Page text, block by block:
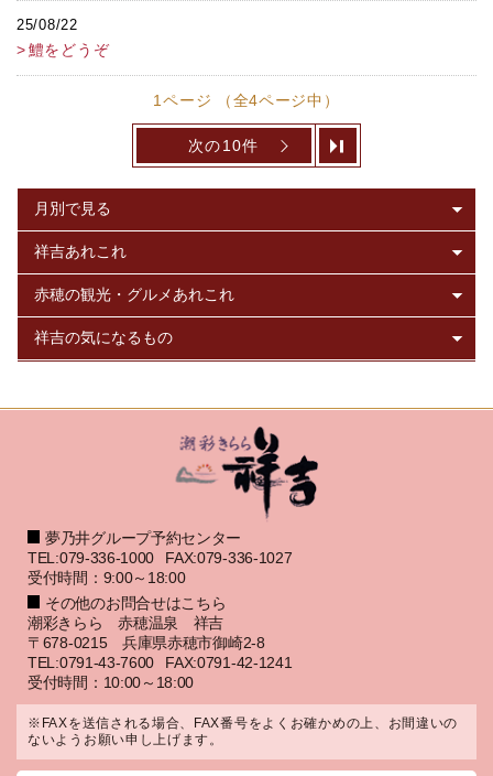
25/08/22
鱧をどうぞ
1ページ （全4ページ中）
次の10件
夢乃井グループ予約センター
TEL:079-336-1000
FAX:079-336-1027
受付時間：9:00～18:00
その他のお問合せはこちら
潮彩きらら 赤穂温泉 祥吉
〒678-0215 兵庫県赤穂市御崎2-8
TEL:0791-43-7600
FAX:0791-42-1241
受付時間：10:00～18:00
※FAXを送信される場合、FAX番号をよくお確かめの上、お間違いの
ないようお願い申し上げます。